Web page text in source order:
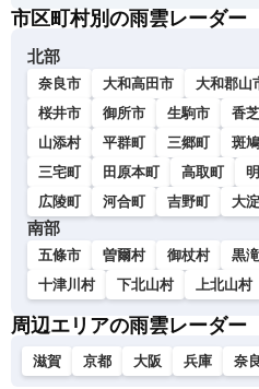
市区町村別の雨雲レーダー
北部
奈良市 大和高田市 大和郡山
桜井市
御所市 生駒市 香
山添村
平群町 三郷町 斑
三宅町
田原本町 高取町
広陵町
河合町 吉野町 大
南部
五條市 曽爾村 御杖村 黒
十津川村
下北山村 上北山村
周辺エリアの雨雲レーダー
滋賀 京都 大阪 兵庫 奈